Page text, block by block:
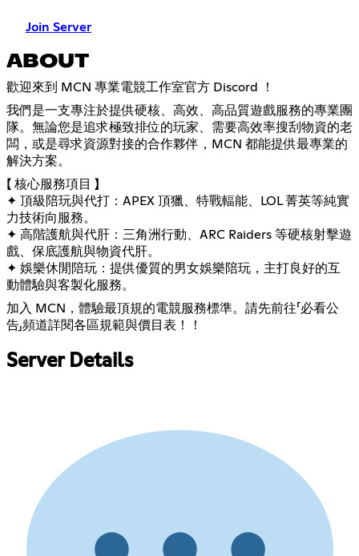
Join Server
ABOUT
歡迎來到 MCN 專業電競工作室官方 Discord ！
我們是一支專注於提供硬核、高效、高品質遊戲服務的專業團
隊。無論您是追求極致排位的玩家、需要高效率搜刮物資的老
闆，或是尋求資源對接的合作夥伴，MCN 都能提供最專業的
解決方案。
【 核心服務項目 】
✦ 頂級陪玩與代打：APEX 頂獵、特戰輻能、LOL 菁英等純實
力技術向服務。
✦ 高階護航與代肝：三角洲行動、ARC Raiders 等硬核射擊遊
戲、保底護航與物資代肝。
✦ 娛樂休閒陪玩：提供優質的男女娛樂陪玩，主打良好的互
動體驗與客製化服務。
加入 MCN，體驗最頂規的電競服務標準。請先前往「必看公
告」頻道詳閱各區規範與價目表！！
Server Details